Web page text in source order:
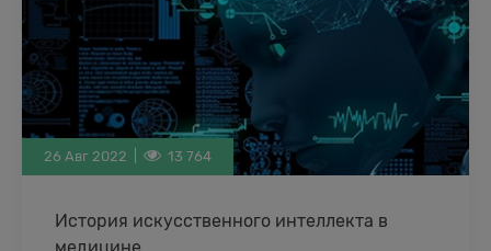
26 Авг 2022 | 13 764
История искусственного интеллекта в